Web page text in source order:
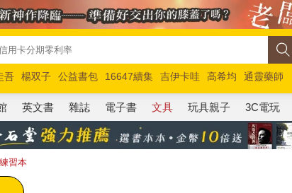
吾 楊双子 公益書包 16647續集 吉伊卡哇 高希均
通靈藥師
路邊攤新作 馬斯克 玩具總動員5 超慢跑
英文書 雜誌 電子書 文具 玩具親子 3C電玩
習本